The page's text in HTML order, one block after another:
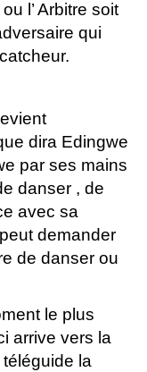
l’ Arbitre soit
qui
dira Edingwe
par ses mains
danser , de
avec sa
demander
de danser ou
le plus
arrive vers la
la